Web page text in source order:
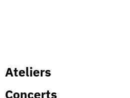
Ateliers
Concerts